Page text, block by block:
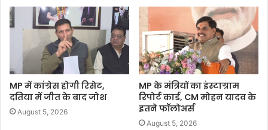
MP में कांग्रेस होगी रिसेट,
दतिया में जीत के बाद जोश
August 5, 2026
MP के मंत्रियों का इंस्टाग्राम
रिपोर्ट कार्ड, CM मोहन यादव के
इतने फॉलोअर्स
August 5, 2026